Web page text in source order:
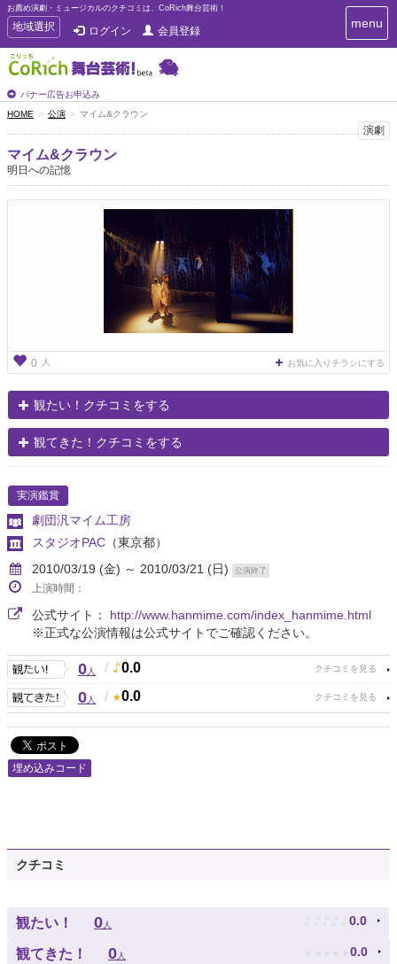
お薦め演劇・ミュージカルのクチコミは、CoRich舞台芸術！
T
o
g
g
e
n
a
i
g
地域選択 ログイン 会員登録
バナー広告お申込み
T
o
g
menu
HOME 公演 マイム&クラウン
演劇
マイム&クラウン
明日への記憶
0 人 お気に入りチラシにする
観たい！クチコミをする
観てきた！クチコミをする
実演鑑賞
劇団汎マイム工房
スタジオPAC （東京都）
2010/03/19 (金) ～ 2010/03/21 (日)
公演終了
上演時間：
公式サイト： http://www.hanmime.com/index_hanmime.html
※正式な公演情報は公式サイトでご確認ください。
0人 / 0.0
0人 / 0.0
埋め込みコード
クチコミ
観たい！ 0人 ♪ ♪ ♪ ♪ ♪ 0.0
観てきた！ 0人 ★ ★ ★ ★ ★ 0.0